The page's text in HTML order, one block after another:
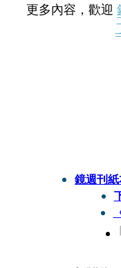
更多內容，歡迎
鏡週刊